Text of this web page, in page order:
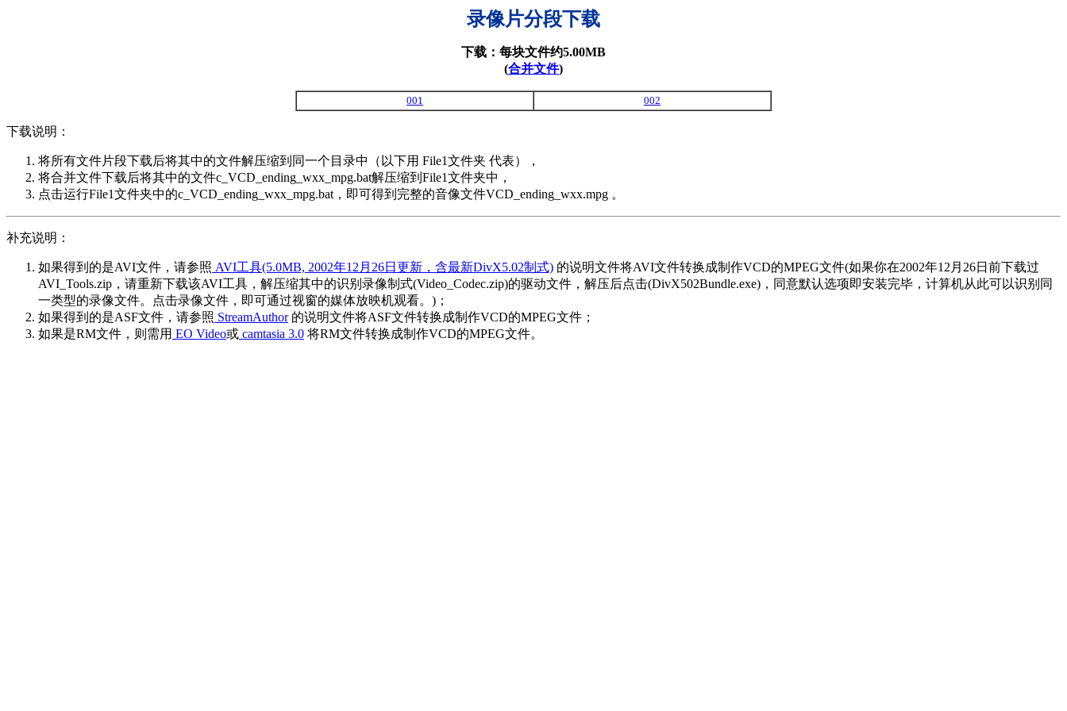
录像片分段下载
下载：每块文件约5.00MB
(合并文件)
001 002
下载说明：
将所有文件片段下载后将其中的文件解压缩到同一个目录中（以下用 File1文件夹 代表），
将合并文件下载后将其中的文件c_VCD_ending_wxx_mpg.bat解压缩到File1文件夹中，
点击运行File1文件夹中的c_VCD_ending_wxx_mpg.bat，即可得到完整的音像文件VCD_ending_wxx.mpg 。
补充说明：
如果得到的是AVI文件，请参照 AVI工具(5.0MB, 2002年12月26日更新，含最新DivX5.02制式) 的说明文件将AVI文件转换成制作VCD的MPEG文件(如果你在2002年12月26日前下载过
AVI_Tools.zip，请重新下载该AVI工具，解压缩其中的识别录像制式(Video_Codec.zip)的驱动文件，解压后点击(DivX502Bundle.exe)，同意默认选项即安装完毕，计算机从此可以识别同
一类型的录像文件。点击录像文件，即可通过视窗的媒体放映机观看。)；
如果得到的是ASF文件，请参照 StreamAuthor的说明文件将ASF文件转换成制作VCD的MPEG文件；
如果是RM文件，则需用 EO Video或 camtasia 3.0 将RM文件转换成制作VCD的MPEG文件。